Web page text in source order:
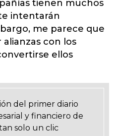
tienen muchos
intentarán
me parece que
con los
ellos
del primer diario
y financiero de
solo un clic